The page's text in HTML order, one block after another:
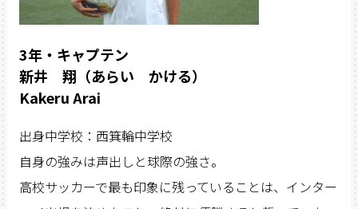
3年・キャプテン
新井 翔（あらい かける）
Kakeru Arai
出身中学校：西箕輪中学校
自身の強みは声出しと球際の強さ。
高校サッカーで最も印象に残っていることは、インター